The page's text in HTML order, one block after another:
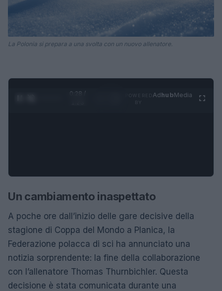
La Polonia si prepara a una svolta con un nuovo allenatore.
0:29 /
AdhubMedia
Un cambiamento inaspettato
A poche ore dall’inizio delle gare decisive della
stagione di Coppa del Mondo a Planica, la
Federazione polacca di sci ha annunciato una
notizia sorprendente: la fine della collaborazione
con l’allenatore Thomas Thurnbichler. Questa
decisione è stata comunicata durante una